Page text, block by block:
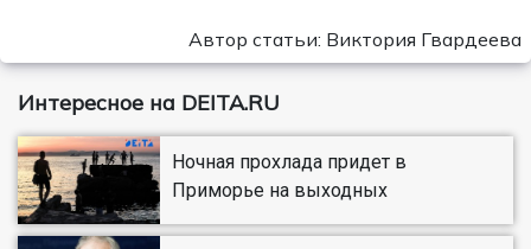
Автор статьи: Виктория Гвардеева
Интересное на DEITA.RU
Ночная прохлада придет в
Приморье на выходных